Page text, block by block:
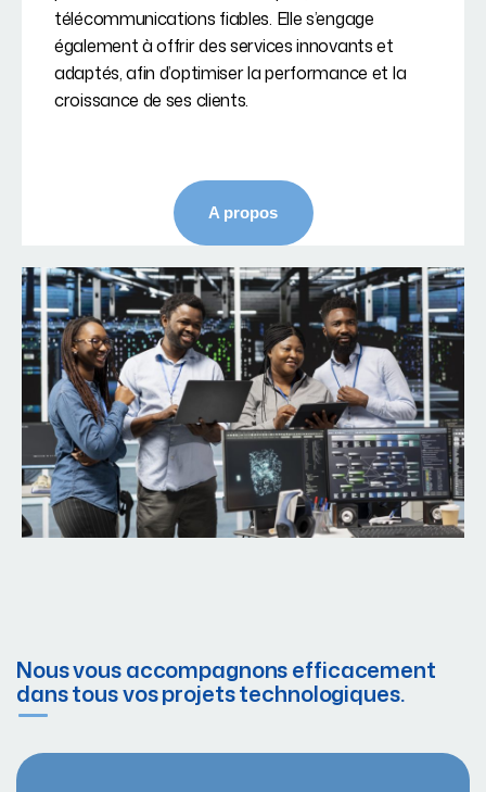
télécommunications fiables. Elle s’engage
également à offrir des services innovants et
adaptés, afin d’optimiser la performance et la
croissance de ses clients.
Nous vous accompagnons efficacement
dans tous vos projets technologiques.